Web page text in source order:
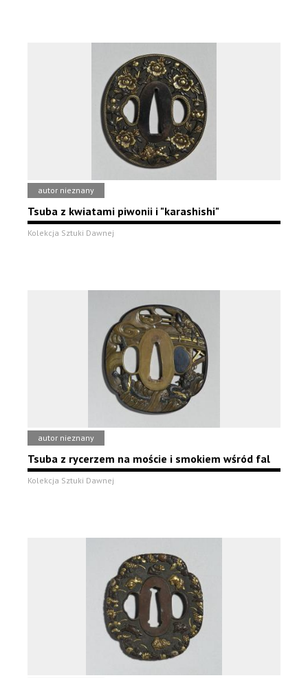
autor nieznany
Tsuba z kwiatami piwonii i "karashishi"
Kolekcja Sztuki Dawnej
autor nieznany
Tsuba z rycerzem na moście i smokiem wśród fal
Kolekcja Sztuki Dawnej